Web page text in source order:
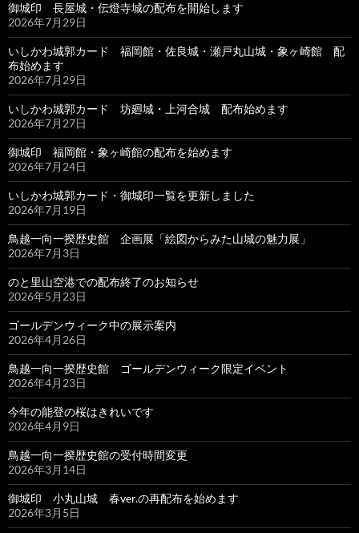
御城印 長屋城・伝燈寺城の配布を開始します
2026年7月29日
いしかわ城郭カード 福岡館・佐良城・瀬戸丸山城・象ヶ崎館 配
布始めます
2026年7月29日
いしかわ城郭カード 坊廻城・上河合城 配布始めます
2026年7月27日
御城印 福岡館・象ヶ崎館の配布を始めます
2026年7月24日
いしかわ城郭カード・御城印一覧を更新しました
2026年7月19日
鳥越一向一揆歴史館 企画展「絵図からみた山城の魅力展」
2026年7月3日
のと里山空港での配布終了のお知らせ
2026年5月23日
ゴールデンウィーク中の展示案内
2026年4月26日
鳥越一向一揆歴史館 ゴールデンウィーク限定イベント
2026年4月23日
今年の能登の桜はきれいです
2026年4月9日
鳥越一向一揆歴史館の受付時間変更
2026年3月14日
御城印 小丸山城 春ver.の再配布を始めます
2026年3月5日